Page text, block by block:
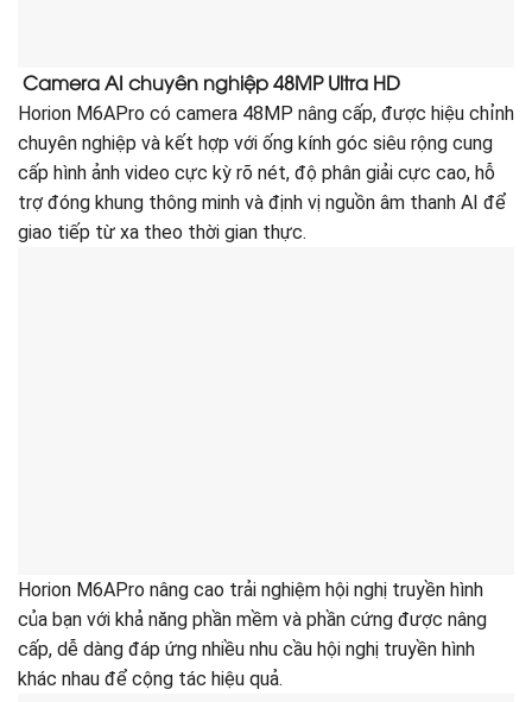
Camera AI chuyên nghiệp 48MP Ultra HD
Horion M6APro có camera 48MP nâng cấp, được hiệu chỉnh
chuyên nghiệp và kết hợp với ống kính góc siêu rộng cung
cấp hình ảnh video cực kỳ rõ nét, độ phân giải cực cao, hỗ
trợ đóng khung thông minh và định vị nguồn âm thanh AI để
giao tiếp từ xa theo thời gian thực.
Horion M6APro nâng cao trải nghiệm hội nghị truyền hình
của bạn với khả năng phần mềm và phần cứng được nâng
cấp, dễ dàng đáp ứng nhiều nhu cầu hội nghị truyền hình
khác nhau để cộng tác hiệu quả.